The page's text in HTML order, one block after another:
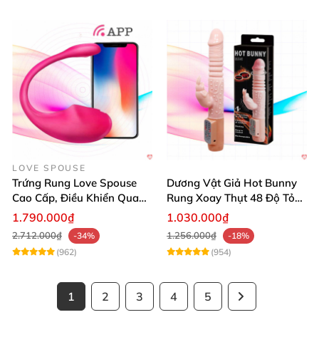
LOVE SPOUSE
Trứng Rung Love Spouse
Cao Cấp, Điều Khiển Qua
App, Tình Yêu Sôi Động
1.790.000₫
2.712.000₫
-34%
(962)
Dương Vật Giả Hot Bunny
Rung Xoay Thụt 48 Độ Tỏa
Nhiệt
1.030.000₫
1.256.000₫
-18%
(954)
1 2 3 4 5